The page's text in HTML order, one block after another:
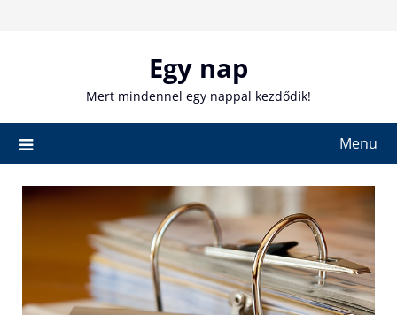
Egy nap
Mert mindennel egy nappal kezdődik!
Menu